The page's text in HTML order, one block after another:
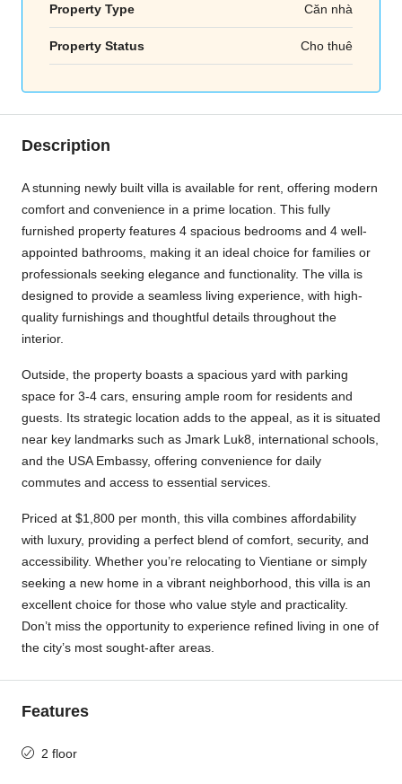
Property Type Căn nhà
Property Status Cho thuê
Description
A stunning newly built villa is available for rent, offering modern
comfort and convenience in a prime location. This fully
furnished property features 4 spacious bedrooms and 4 well-
appointed bathrooms, making it an ideal choice for families or
professionals seeking elegance and functionality. The villa is
designed to provide a seamless living experience, with high-
quality furnishings and thoughtful details throughout the
interior.
Outside, the property boasts a spacious yard with parking
space for 3-4 cars, ensuring ample room for residents and
guests. Its strategic location adds to the appeal, as it is situated
near key landmarks such as Jmark Luk8, international schools,
and the USA Embassy, offering convenience for daily
commutes and access to essential services.
Priced at $1,800 per month, this villa combines affordability
with luxury, providing a perfect blend of comfort, security, and
accessibility. Whether you’re relocating to Vientiane or simply
seeking a new home in a vibrant neighborhood, this villa is an
excellent choice for those who value style and practicality.
Don’t miss the opportunity to experience refined living in one of
the city’s most sought-after areas.
Features
2 floor